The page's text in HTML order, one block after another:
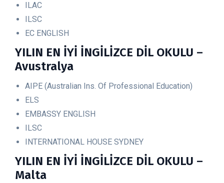
ILAC
ILSC
EC ENGLISH
YILIN EN İYİ İNGİLİZCE DİL OKULU –
Avustralya
AIPE (Australian Ins. Of Professional Education)
ELS
EMBASSY ENGLISH
ILSC
INTERNATIONAL HOUSE SYDNEY
YILIN EN İYİ İNGİLİZCE DİL OKULU –
Malta